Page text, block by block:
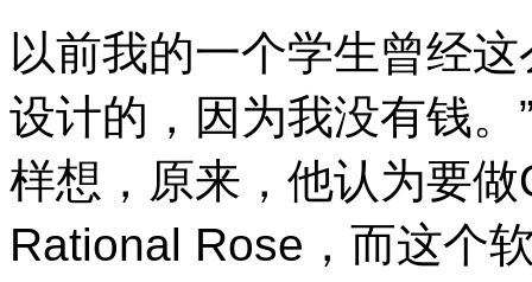
以前我的一个学生曾经
设计的，因为我没有钱
样想，原来，他认为要做
Rational Rose ，而这个